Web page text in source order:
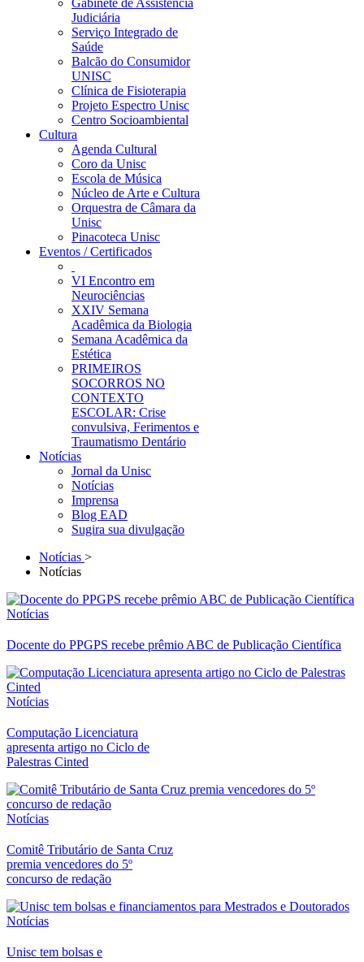
Gabinete de Assistência
Judiciária
Serviço Integrado de
Saúde
Balcão do Consumidor
UNISC
Clínica de Fisioterapia
Projeto Espectro Unisc
Centro Socioambiental
Cultura
Agenda Cultural
Coro da Unisc
Escola de Música
Núcleo de Arte e Cultura
Orquestra de Câmara da
Unisc
Pinacoteca Unisc
Eventos / Certificados
VI Encontro em
Neurociências
XXIV Semana
Acadêmica da Biologia
Semana Acadêmica da
Estética
PRIMEIROS
SOCORROS NO
CONTEXTO
ESCOLAR: Crise
convulsiva, Ferimentos e
Traumatismo Dentário
Notícias
Jornal da Unisc
Notícias
Imprensa
Blog EAD
Sugira sua divulgação
Notícias >
Notícias
Notícias
Docente do PPGPS recebe prêmio ABC de Publicação Científica
Notícias
Computação Licenciatura
apresenta artigo no Ciclo de
Palestras Cinted
Notícias
Comitê Tributário de Santa Cruz
premia vencedores do 5º
concurso de redação
Notícias
Unisc tem bolsas e